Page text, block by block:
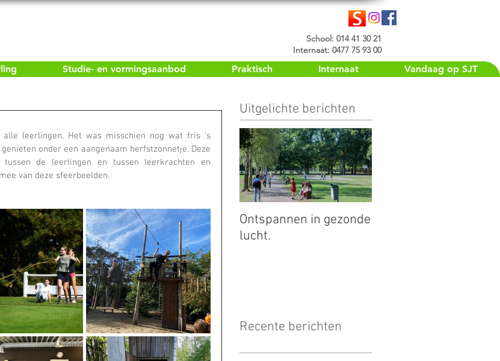
School: 014 41 30 21
Internaat: 0477 75 93 00
Studie- en vormingsaanbod Praktisch Internaat Vandaag op SJT
leerlingen. Het was misschien nog wat fris 's
onder een aangenaam herfstzonnetje. Deze
de leerlingen en tussen leerkrachten en
van deze sfeerbeelden.
Uitgelichte berichten
Ontspannen in gezonde
lucht.
Recente berichten